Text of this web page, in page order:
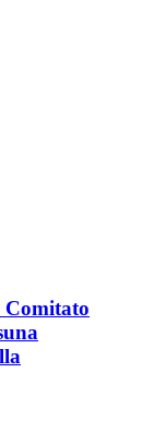
Comitato